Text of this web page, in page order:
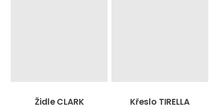
Židle CLARK Křeslo TIRELLA